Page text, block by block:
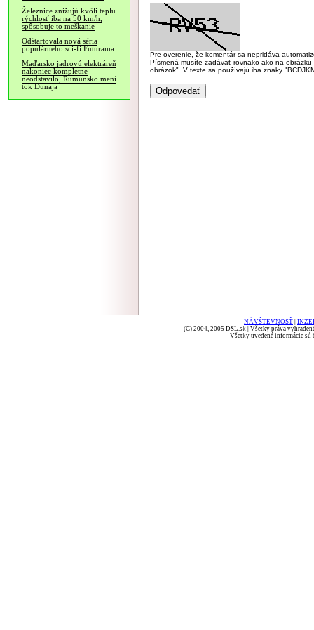
Železnice znižujú kvôli teplu
rýchlosť iba na 50 km/h,
spôsobuje to meškanie
Odštartovala nová séria
populárneho sci-fi Futurama
Maďarsko jadrovú elektráreň
nakoniec kompletne
neodstavilo, Rumunsko mení
tok Dunaja
Pre overenie, že komentár sa nepridáva
Písmená musíte zadávať rovnako ako na
obrázok". V texte sa používajú iba znaky
NÁVŠTEVNOSŤ
(C) 2004, 2005 DSL.sk | Všetky práva
Všetky uvedené informácie sú